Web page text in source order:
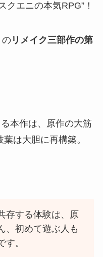
クエニの本気RPG”！
のリメイク三部作の第
本作は、原作の大筋
は大胆に再構築。
存する体験は、原
、初めて遊ぶ人も
す。